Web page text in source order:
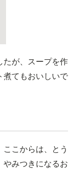
たが、スープを作
煮てもおいしいで
こからは、とう
やみつきになるお